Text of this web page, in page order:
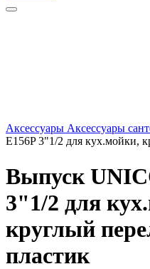
Аксессуары Аксессуары
E156P 3"1/2 для кух.мойки,
Выпуск
3"1/2 для
круглый
пластик